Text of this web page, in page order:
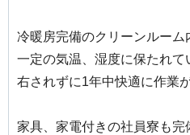
冷暖房完備のクリーンルーム
一定の気温、湿度に保たれ
右されずに1年中快適に作業
家具、家電付きの社員寮も完